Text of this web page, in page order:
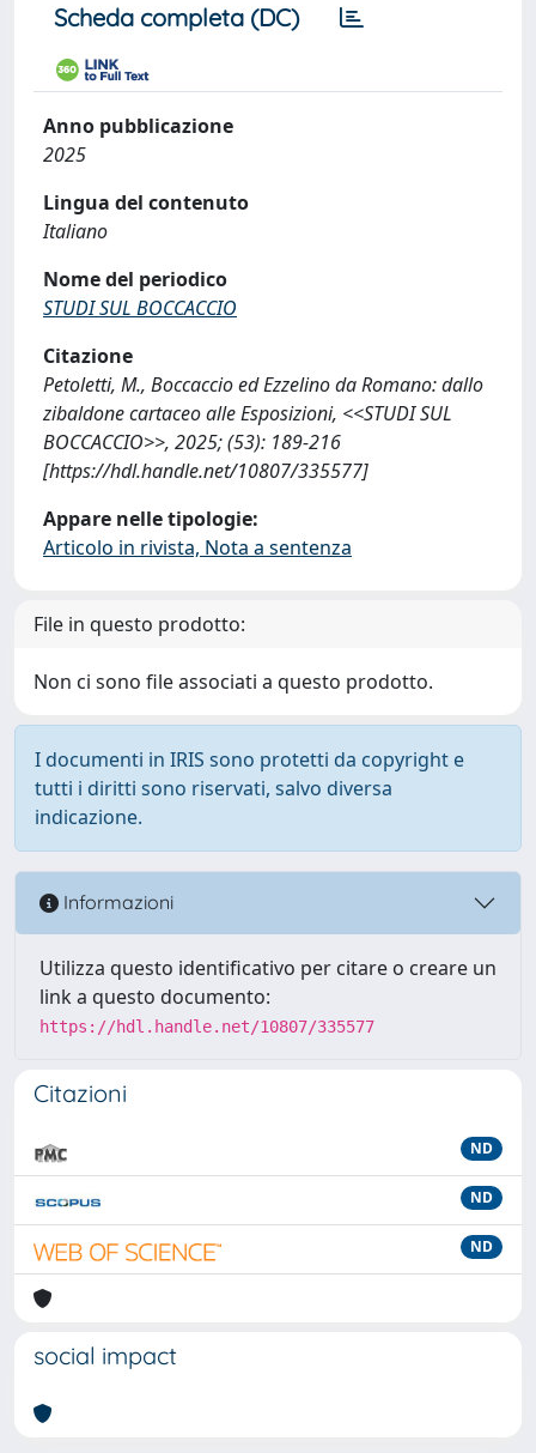
Scheda completa (DC)
Anno pubblicazione
2025
Lingua del contenuto
Italiano
Nome del periodico
STUDI SUL BOCCACCIO
Citazione
Petoletti, M., Boccaccio ed Ezzelino da Romano: dallo
zibaldone cartaceo alle Esposizioni, <<STUDI SUL
BOCCACCIO>>, 2025; (53): 189-216
[https://hdl.handle.net/10807/335577]
Appare nelle tipologie:
Articolo in rivista, Nota a sentenza
File in questo prodotto:
Non ci sono file associati a questo prodotto.
I documenti in IRIS sono protetti da copyright e
tutti i diritti sono riservati, salvo diversa
indicazione.
Informazioni
Utilizza questo identificativo per citare o creare un
link a questo documento:
https://hdl.handle.net/10807/335577
Citazioni
ND
ND
ND
social impact